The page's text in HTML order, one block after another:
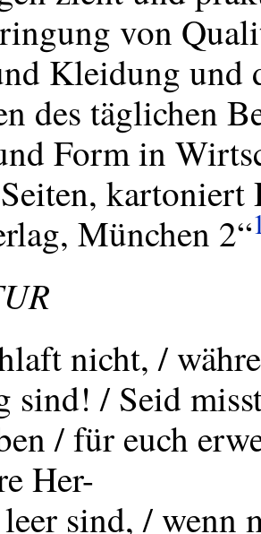
von
Kleidung und
des täglichen
Form in
München 2“
nicht, /
sind! / Seid
/ für euch
Her-
sind, / wenn